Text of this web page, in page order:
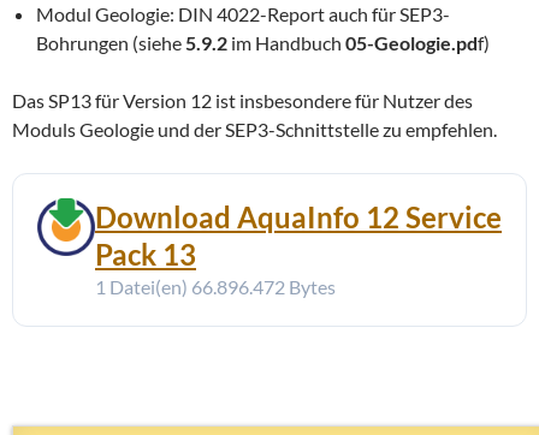
Modul Geologie: DIN 4022-Report auch für SEP3-
Bohrungen (siehe5.9.2 im Handbuch 05-Geologie.pdf)
Das SP13 für Version 12 ist insbesondere für Nutzer des
Moduls Geologie und der SEP3-Schnittstelle zu empfehlen.
Download AquaInfo 12 Service
Pack 13
1 Datei(en) 66.896.472 Bytes